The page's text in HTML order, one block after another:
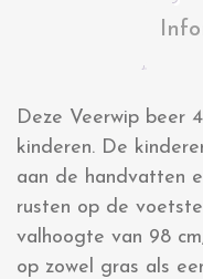
Deze Veerwip beer
kinderen. De
aan de handvatten
rusten op de
valhoogte van 98
op zowel gras als